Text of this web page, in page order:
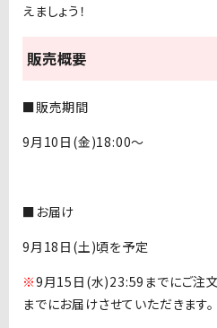
えましょう！
販売概要
■販売期間
9月10日(金)18:00〜
■お届け
9月18日(土)頃を予定
※9月15日(水)23:59までにご注
までにお届けさせていただきます。